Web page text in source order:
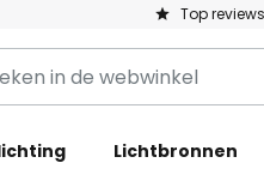
Top
Lichtbronnen